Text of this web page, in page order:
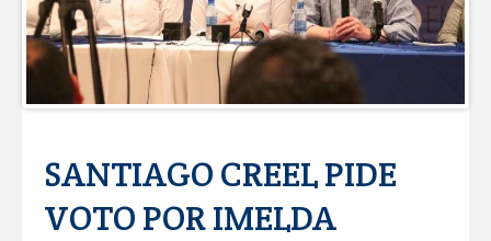
ALTAS TEMPERATURAS DURANTE EL
PERIODO VACACIONAL
"Jefes de Familia", programa de apoyo
social municipal para los reynosenses
Supervisa rector Dámaso Anaya nueva
Agiliza el ITAVU procesos de
patrimonial a más familias de
Tamaulipas
SANTIAGO CREEL PIDE
VOTO POR IMELDA